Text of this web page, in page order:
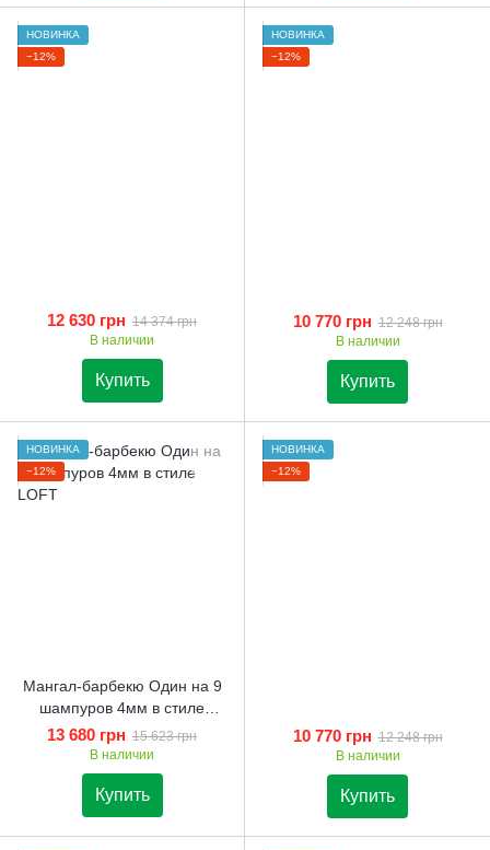
НОВИНКА
−12%
12 630 грн 14 374 грн
В наличии
Купить
НОВИНКА
−12%
10 770 грн 12 248 грн
В наличии
Купить
НОВИНКА
−12%
Мангал-барбекю Один на 9
шампуров 4мм в стиле
LOFT
13 680 грн 15 623 грн
В наличии
Купить
НОВИНКА
−12%
10 770 грн 12 248 грн
В наличии
Купить